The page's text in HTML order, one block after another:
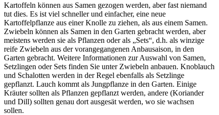
Kartoffeln können aus Samen gezogen werden, aber fast niemand
tut dies. Es ist viel schneller und einfacher, eine neue
Kartoffelpflanze aus einer Knolle zu ziehen, als aus einem Samen.
Zwiebeln können als Samen in den Garten gebracht werden, aber
meistens werden sie als Pflanzen oder als „Sets“, d.h. als winzige
reife Zwiebeln aus der vorangegangenen Anbausaison, in den
Garten gebracht. Weitere Informationen zur Auswahl von Samen,
Setzlingen oder Sets finden Sie unter Zwiebeln anbauen. Knoblauch
und Schalotten werden in der Regel ebenfalls als Setzlinge
gepflanzt. Lauch kommt als Jungpflanze in den Garten. Einige
Kräuter sollten als Pflanzen gepflanzt werden, andere (Koriander
und Dill) sollten genau dort ausgesät werden, wo sie wachsen
sollen.